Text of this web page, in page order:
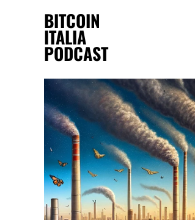
BITCOIN
ITALIA
PODCAST